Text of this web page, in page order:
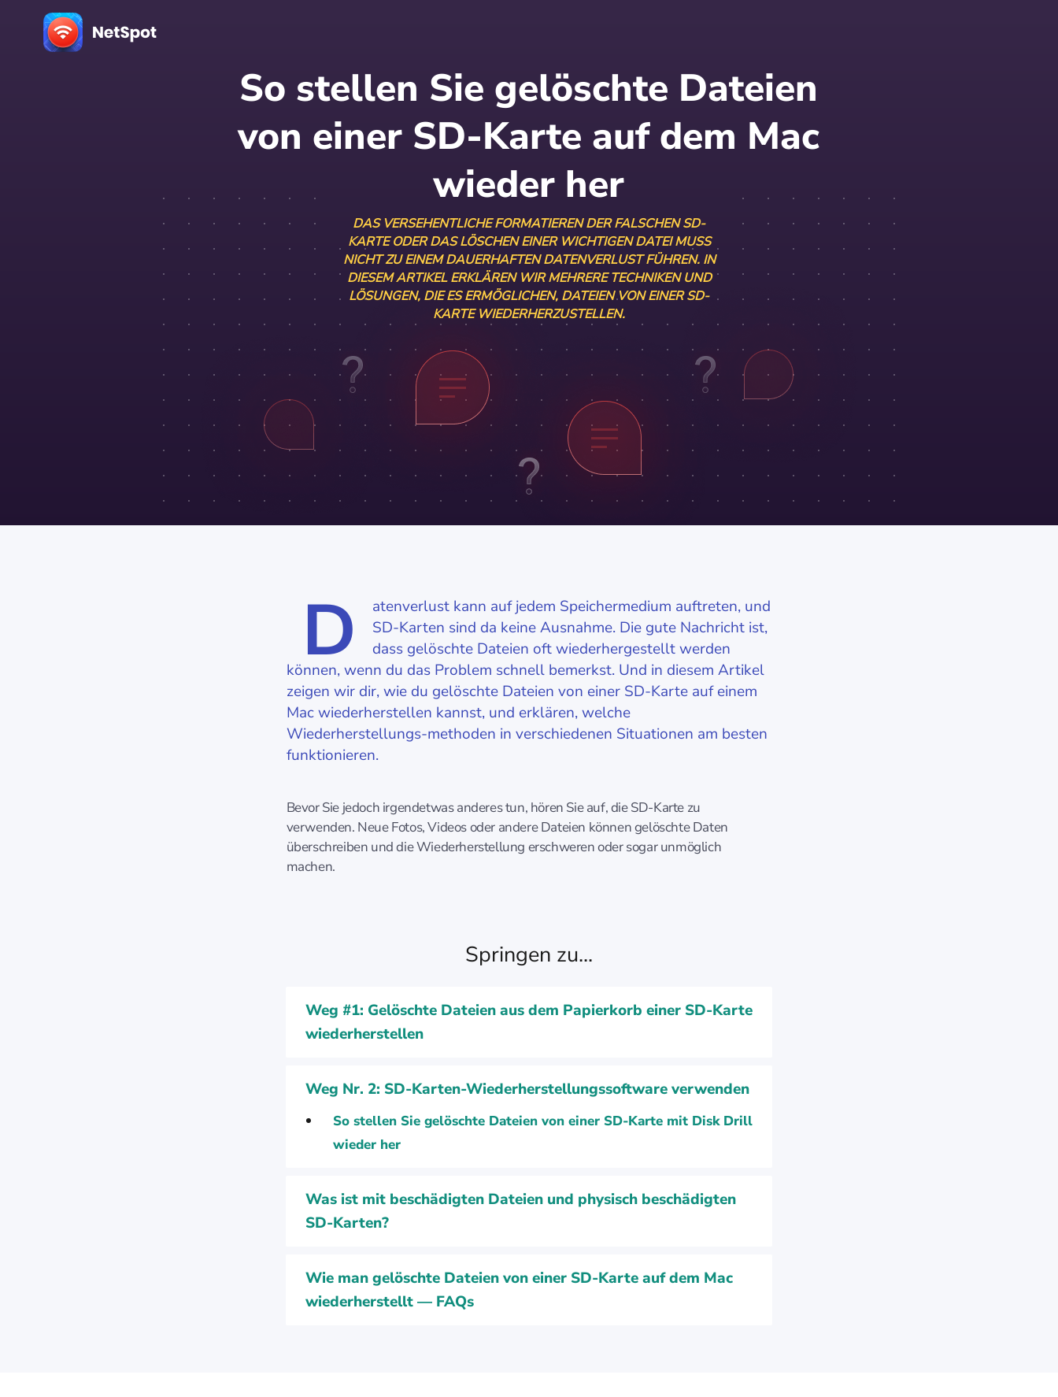
So stellen Sie gelöschte Dateien
von einer SD-Karte auf dem Mac
wieder her
DAS VERSEHENTLICHE FORMATIEREN DER FALSCHEN SD-
KARTE ODER DAS LÖSCHEN EINER WICHTIGEN DATEI MUSS
NICHT ZU EINEM DAUERHAFTEN DATENVERLUST FÜHREN. IN
DIESEM ARTIKEL ERKLÄREN WIR MEHRERE TECHNIKEN UND
LÖSUNGEN, DIE ES ERMÖGLICHEN, DATEIEN VON EINER SD-
KARTE WIEDERHERZUSTELLEN.
D
atenverlust kann auf jedem Speichermedium auftreten, und
SD-Karten sind da keine Ausnahme. Die gute Nachricht ist,
dass gelöschte Dateien oft wiederhergestellt werden
können, wenn du das Problem schnell bemerkst. Und in diesem Artikel
zeigen wir dir, wie du gelöschte Dateien von einer SD-Karte auf einem
Mac wiederherstellen kannst, und erklären, welche
Wiederherstellungs-methoden in verschiedenen Situationen am besten
funktionieren.
Bevor Sie jedoch irgendetwas anderes tun, hören Sie auf, die SD-Karte zu
verwenden. Neue Fotos, Videos oder andere Dateien können gelöschte Daten
überschreiben und die Wiederherstellung erschweren oder sogar unmöglich
machen.
Springen zu...
Weg #1: Gelöschte Dateien aus dem Papierkorb einer SD-Karte
wiederherstellen
Weg Nr. 2: SD-Karten-Wiederherstellungssoftware verwenden
So stellen Sie gelöschte Dateien von einer SD-Karte mit Disk Drill
wieder her
Was ist mit beschädigten Dateien und physisch beschädigten
SD-Karten?
Wie man gelöschte Dateien von einer SD-Karte auf dem Mac
wiederherstellt — FAQs